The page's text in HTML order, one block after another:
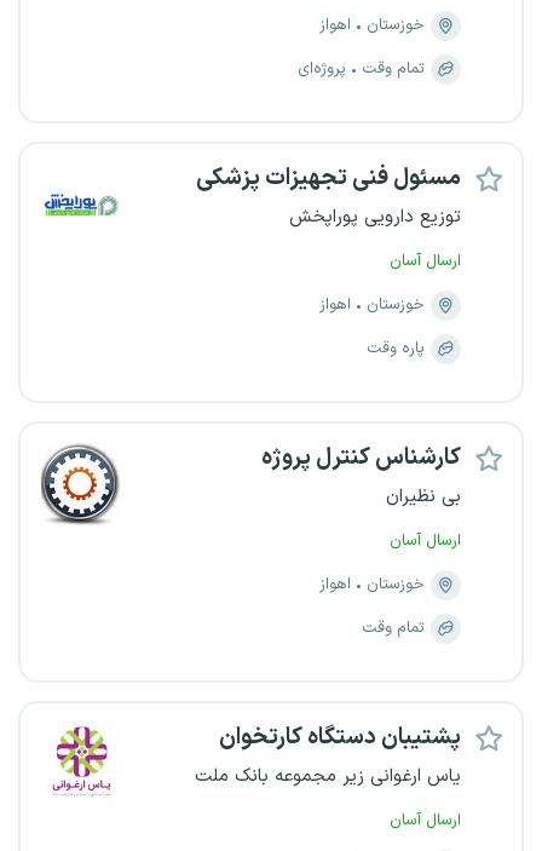
خوزستان
اهواز
تمام وقت
پروژه‌ای
مسئول فنی تجهیزات پزشکی
توزیع دارویی پوراپخش
ارسال آسان
خوزستان
اهواز
پاره وقت
کارشناس کنترل پروژه
بی نظیران
ارسال آسان
خوزستان
اهواز
تمام وقت
پشتیبان دستگاه کارتخوان
یاس ارغوانی زیر مجموعه بانک ملت
ارسال آسان